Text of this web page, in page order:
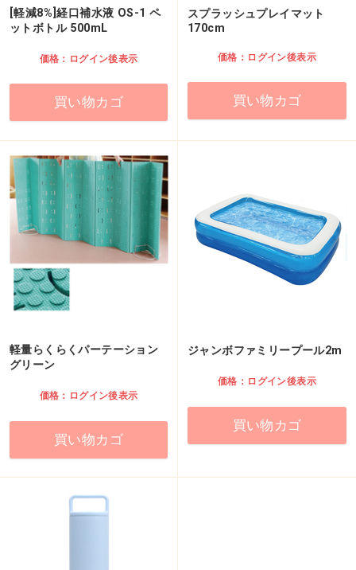
[軽減8%]経口補水液 OS-1 ペ
ットボトル 500mL
価格：ログイン後表示
買い物カゴ
スプラッシュプレイマット
170cm
価格：ログイン後表示
買い物カゴ
軽量らくらくパーテーション
グリーン
価格：ログイン後表示
買い物カゴ
ジャンボファミリープール2m
価格：ログイン後表示
買い物カゴ